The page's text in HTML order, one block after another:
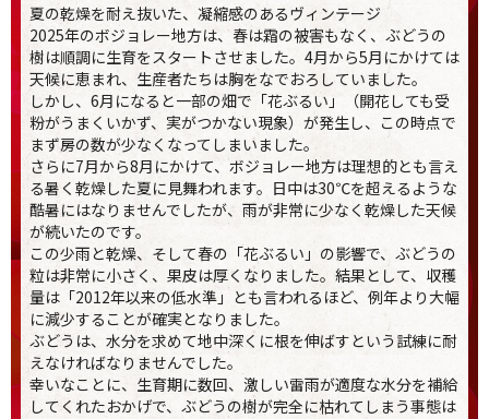
夏の乾燥を耐え抜いた、凝縮感のあるヴィンテージ
2025年のボジョレー地方は、春は霜の被害もなく、ぶどうの
樹は順調に生育をスタートさせました。4月から5月にかけては
天候に恵まれ、生産者たちは胸をなでおろしていました。
しかし、6月になると一部の畑で「花ぶるい」（開花しても受
粉がうまくいかず、実がつかない現象）が発生し、この時点で
まず房の数が少なくなってしまいました。
さらに7月から8月にかけて、ボジョレー地方は理想的とも言え
る暑く乾燥した夏に見舞われます。日中は30℃を超えるような
酷暑にはなりませんでしたが、雨が非常に少なく乾燥した天候
が続いたのです。
この少雨と乾燥、そして春の「花ぶるい」の影響で、ぶどうの
粒は非常に小さく、果皮は厚くなりました。結果として、収穫
量は「2012年以来の低水準」とも言われるほど、例年より大幅
に減少することが確実となりました。
ぶどうは、水分を求めて地中深くに根を伸ばすという試練に耐
えなければなりませんでした。
幸いなことに、生育期に数回、激しい雷雨が適度な水分を補給
してくれたおかげで、ぶどうの樹が完全に枯れてしまう事態は